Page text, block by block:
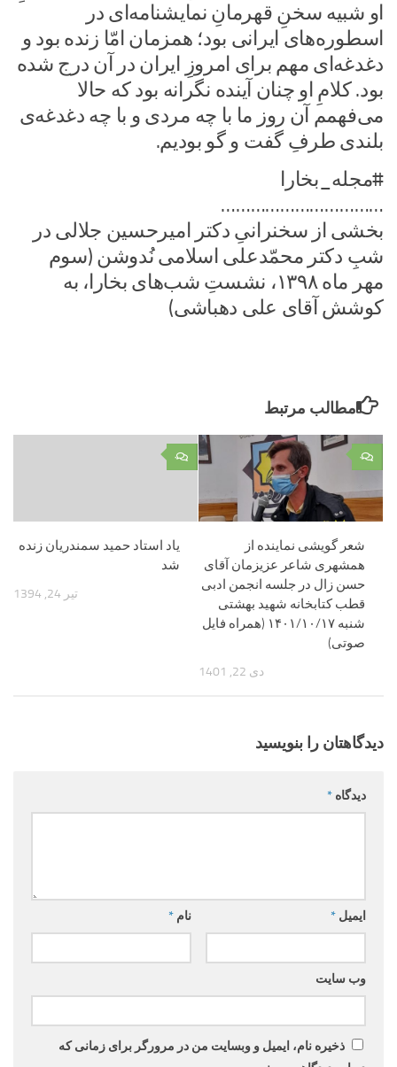
او شبیه سخنِ قهرمانِ نمایشنامه‌ای در
اسطوره‌های ایرانی بود؛ همزمان امّا زنده بود و
دغدغه‌ای مهم برای امروزِ ایران در آن درج شده
بود. کلامِ او چنان آینده نگرانه بود که حالا
می‌فهمم آن روز ما با چه مردی و با چه دغدغه‌ی
بلندی طرفِ گفت و گو بودیم.
#مجله_بخارا
……………………………
بخشی از سخنرانیِ دکتر امیرحسین جلالی در
شبِ دکتر محمّدعلی اسلامی نُدوشن (سوم
مهر ماه ۱۳۹۸، نشستِ شب‌های بخارا، به
کوشش آقای علی دهباشی)
مطالب مرتبط
۰
یاد استاد حمید سمندریان زنده
شد
تیر 24, 1394
۰
شعر گویشی نماینده از
همشهری شاعر عزیزمان آقای
حسن زال در جلسه انجمن ادبی
قطب کتابخانه شهید بهشتی
شنبه ۱۴۰۱/۱۰/۱۷ (همراه فایل
صوتی)
دی 22, 1401
دیدگاهتان را بنویسید
دیدگاه *
نام * ایمیل *
وب‌ سایت
ذخیره نام، ایمیل و وبسایت من در مرورگر برای زمانی که